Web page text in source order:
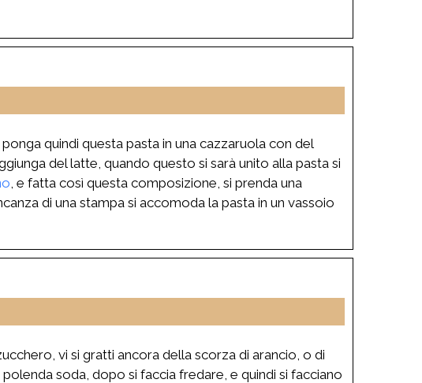
quindi questa pasta in una cazzaruola con del
del latte, quando questo si sarà unito alla pasta si
, e fatta così questa composizione, si prenda una
di una stampa si accomoda la pasta in un vassoio
vi si gratti ancora della scorza di arancio, o di
soda, dopo si faccia fredare, e quindi si facciano